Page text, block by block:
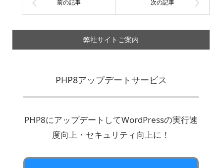
弊社サイトご案内
PHP8アップデートサービス
PHP8にアップデートしてWordPressの実行速
度向上・セキュリティ向上に！